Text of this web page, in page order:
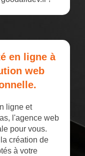
en ligne à
web
ligne et
l'agence web
pour vous.
création de
à votre